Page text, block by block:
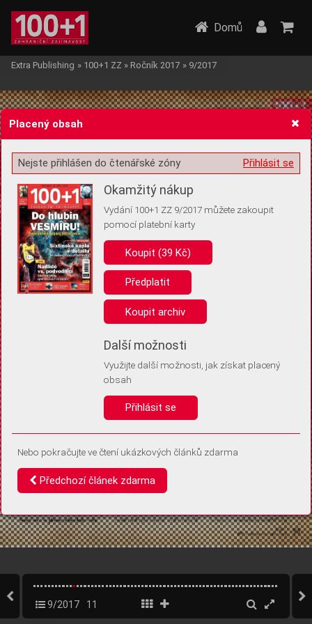
Žádost o souhlas s ukládáním volitelných informací
Pro základní fungování webu nepotřebujeme ukládat žádné informace
(tzv. cookies apod.). Rádi bychom vás ale požádali o souhlas s
uložením volitelných informací:
Anonymní unikátní ID
Díky němu příště poznáme, že se jedná o stejné zařízení, a
Identifikátor je zcela anonymní.
Vaše souhlasy a odmítnutí si ukládáme do vašeho zařízení, abychom se
vás už příště znovu neptali. Můžete je kdykoli později upravit ve Správě
Domů
Extra Publishing » 100+1 ZZ » Ročník 2017 » 9/2017
9/2017 11
Placený obsah
Přihlásit se
Nejste přihlášen do čtenářské zóny
Okamžitý nákup
Vydání 100+1 ZZ 9/2017 můžete zakoupit
pomocí platební karty
Koupit (39 Kč)
Předplatit
Koupit archiv
Další možnosti
Využijte další možnosti, jak získat placený
obsah
Přihlásit se
Nebo pokračujte ve čtení ukázkových článků zdarma
Předchozí článek zdarma